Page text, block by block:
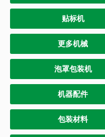
贴标机
更多机械
泡罩包装机
机器配件
包装材料